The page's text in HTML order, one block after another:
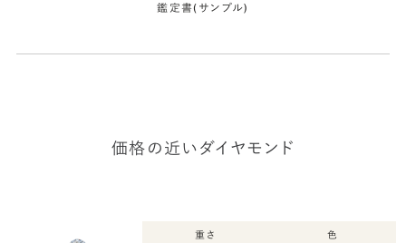
鑑定書(サンプル)
価格の近いダイヤモンド
重さ 色